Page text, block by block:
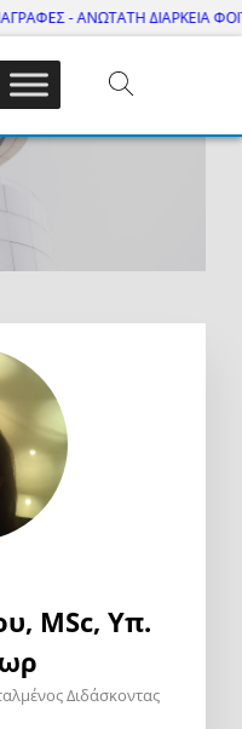
- ΑΝΩΤΑΤΗ ΔΙΑΡΚΕΙΑ
– ΔΙ.ΠΑ.Ε
MSc, Υπ.
Διδάσκοντας